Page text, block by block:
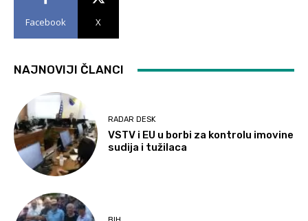
Facebook X
NAJNOVIJI ČLANCI
RADAR DESK
VSTV i EU u borbi za kontrolu imovine
sudija i tužilaca